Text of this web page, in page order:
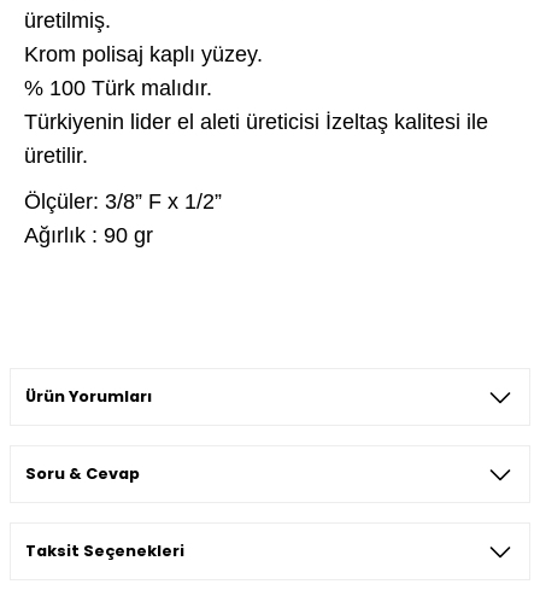
üretilmiş.
Krom polisaj kaplı yüzey.
% 100 Türk malıdır.
Türkiyenin lider el aleti üreticisi İzeltaş kalitesi ile
üretilir.
Ölçüler: 3/8” F x 1/2”
Ağırlık : 90 gr
Ürün Yorumları
Soru & Cevap
Taksit Seçenekleri